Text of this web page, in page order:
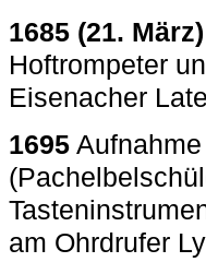
1685 (21. März)
Hoftrompeter
Eisenacher
1695
am Ohrdrufer